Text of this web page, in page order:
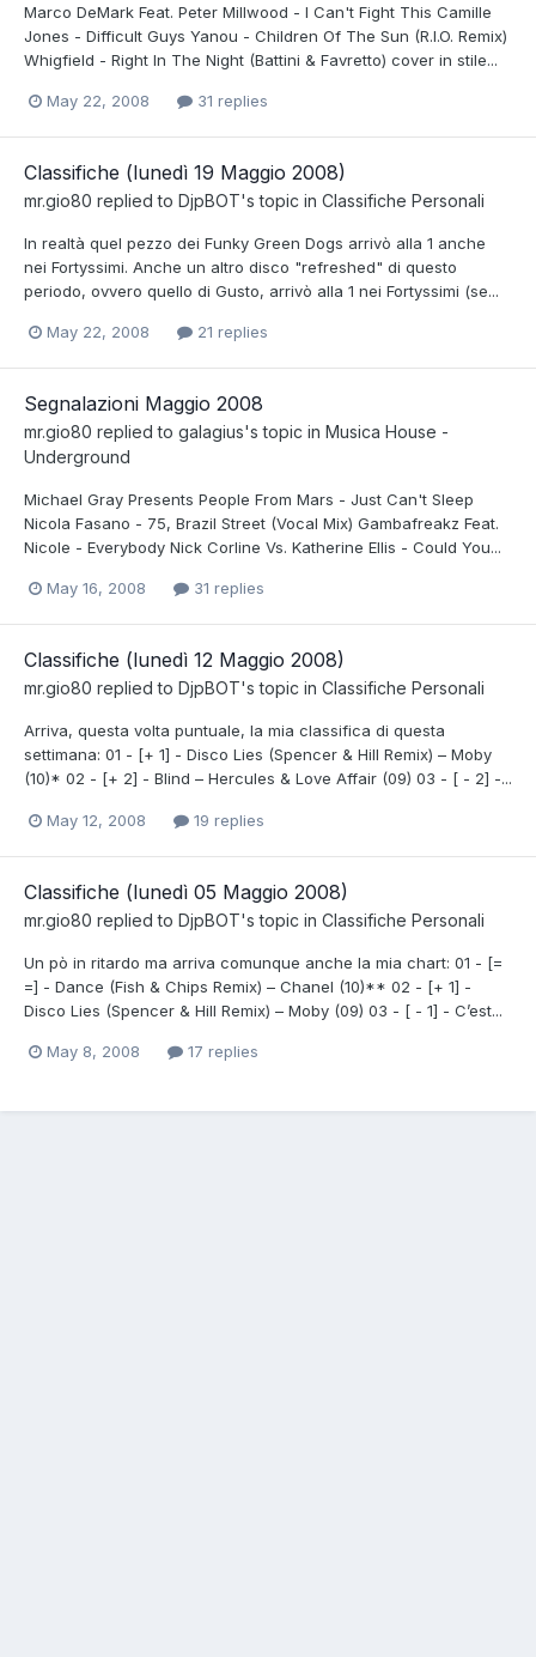
Marco DeMark Feat. Peter Millwood - I Can't Fight This Camille
Jones - Difficult Guys Yanou - Children Of The Sun (R.I.O. Remix)
Whigfield - Right In The Night (Battini & Favretto) cover in stile...
May 22, 2008 31 replies
Classifiche (lunedì 19 Maggio 2008)
mr.gio80 replied to DjpBOT's topic in Classifiche Personali
In realtà quel pezzo dei Funky Green Dogs arrivò alla 1 anche
nei Fortyssimi. Anche un altro disco "refreshed" di questo
periodo, ovvero quello di Gusto, arrivò alla 1 nei Fortyssimi (se...
May 22, 2008 21 replies
Segnalazioni Maggio 2008
mr.gio80 replied to galagius's topic in Musica House -
Underground
Michael Gray Presents People From Mars - Just Can't Sleep
Nicola Fasano - 75, Brazil Street (Vocal Mix) Gambafreakz Feat.
Nicole - Everybody Nick Corline Vs. Katherine Ellis - Could You...
May 16, 2008 31 replies
Classifiche (lunedì 12 Maggio 2008)
mr.gio80 replied to DjpBOT's topic in Classifiche Personali
Arriva, questa volta puntuale, la mia classifica di questa
settimana: 01 - [+ 1] - Disco Lies (Spencer & Hill Remix) – Moby
(10)* 02 - [+ 2] - Blind – Hercules & Love Affair (09) 03 - [ - 2] -...
May 12, 2008 19 replies
Classifiche (lunedì 05 Maggio 2008)
mr.gio80 replied to DjpBOT's topic in Classifiche Personali
Un pò in ritardo ma arriva comunque anche la mia chart: 01 - [=
=] - Dance (Fish & Chips Remix) – Chanel (10)** 02 - [+ 1] -
Disco Lies (Spencer & Hill Remix) – Moby (09) 03 - [ - 1] - C’est...
May 8, 2008 17 replies